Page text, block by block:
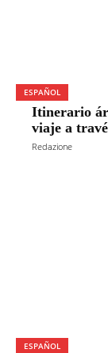
ESPAÑOL
Itinerario
viaje a
Redazione
ESPAÑOL